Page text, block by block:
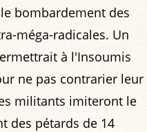
bombardement des
méga-radicales. Un
à l'Insoumis
ne pas contrarier leur
militants imiteront le
des pétards de 14